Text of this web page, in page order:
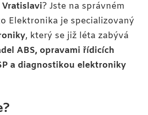
Vratislavi? Jste na správném
Elektronika je specializovaný
, který se již léta zabývá
ABS, opravami řídicích
a diagnostikou elektroniky